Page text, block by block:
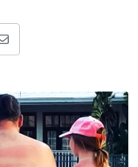
Share
Email